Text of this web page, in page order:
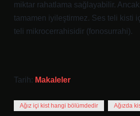
miktar rahatlama sağlayabilir.
tamamen iyileştirmez. Ses teli kisti
teli mikrocerrahisidir (fonosurrahi).
Tarih: Makaleler
Ağız içi kist hangi bölümdedir Ağızda